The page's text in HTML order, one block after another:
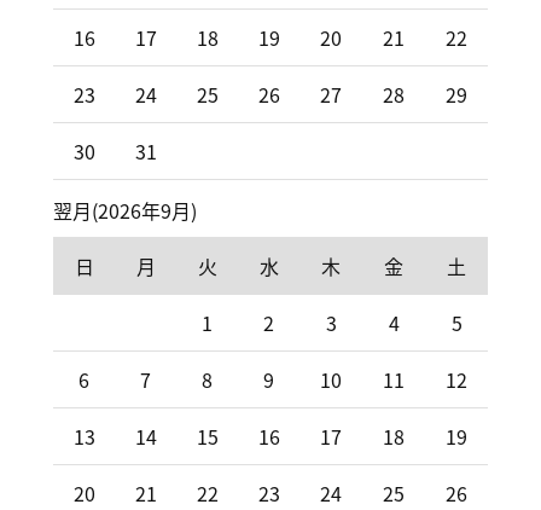
16
17 18 19 20 21
22
23
24 25 26 27 28
29
30
31
翌月(2026年9月)
日
月 火 水 木 金
土
1
2 3 4
5
6
7 8 9 10 11
12
13
14 15 16 17 18
19
20
21 22 23 24 25
26